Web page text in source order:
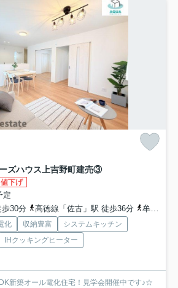
ズハウス上吉野町建売③
下げ
定
30分
高徳線「佐古」駅 徒歩36分 牟岐線「阿波富田」駅 徒歩36分
化 収納豊富
システムキッチン
IHクッキングヒーター
新築オール電化住宅！見学会開催中です♪☆